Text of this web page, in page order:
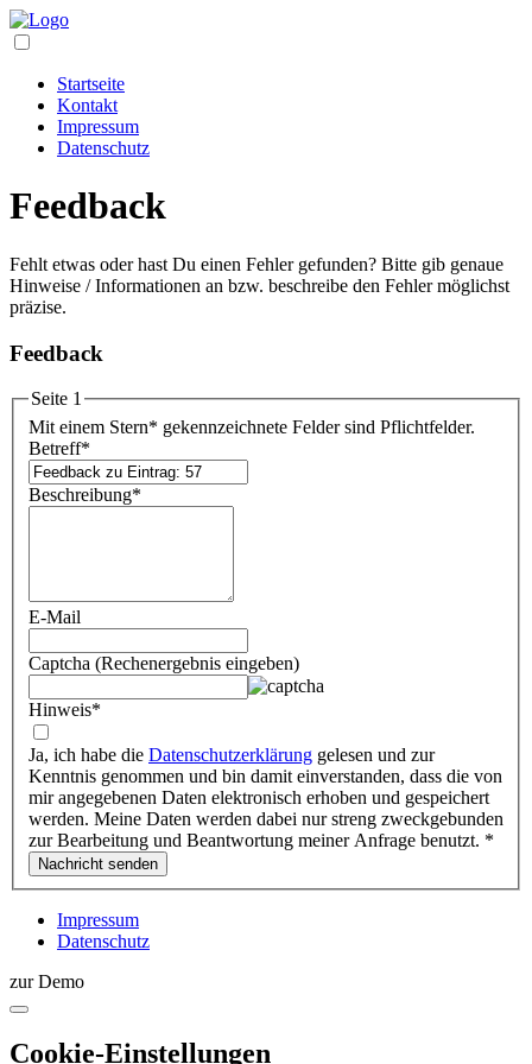
Startseite
Kontakt
Impressum
Datenschutz
Feedback
Fehlt etwas oder hast Du einen Fehler gefunden? Bitte gib genaue
Hinweise / Informationen an bzw. beschreibe den Fehler möglichst
präzise.
Feedback
Seite 1
Mit einem Stern* gekennzeichnete Felder sind Pflichtfelder.
Betreff*
Beschreibung*
E-Mail
Captcha (Rechenergebnis eingeben)
Hinweis*
Ja, ich habe die Datenschutzerklärung gelesen und zur
Kenntnis genommen und bin damit einverstanden, dass die von
mir angegebenen Daten elektronisch erhoben und gespeichert
werden. Meine Daten werden dabei nur streng zweckgebunden
zur Bearbeitung und Beantwortung meiner Anfrage benutzt. *
Impressum
Datenschutz
zur Demo
Cookie-Einstellungen